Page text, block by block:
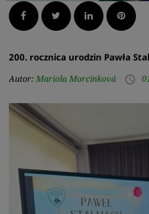
Facebook Twitter LinkedIn
200. rocznica urodzin Pawła
Autor: Mariola Morcinková access_time